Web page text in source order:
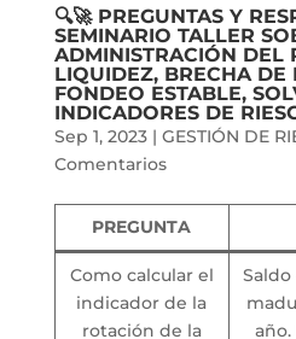
🔍🚀 PREGUNTAS Y
SEMINARIO TALLER
ADMINISTRACIÓN DEL
LIQUIDEZ, BRECHA DE
FONDEO ESTABLE,
INDICADORES DE
Sep 1, 2023| GESTIÓN DE
Comentarios
PREGUNTA
Como calcular el
indicador de la
rotación de la